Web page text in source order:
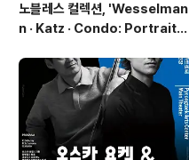
노블레스 컬렉션, 'Wesselman
n · Katz · Condo: Portraits i